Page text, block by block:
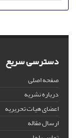
دسترسی سریع
صفحه اصلی
درباره نشریه
اعضای هیات تحریریه
ارسال مقاله